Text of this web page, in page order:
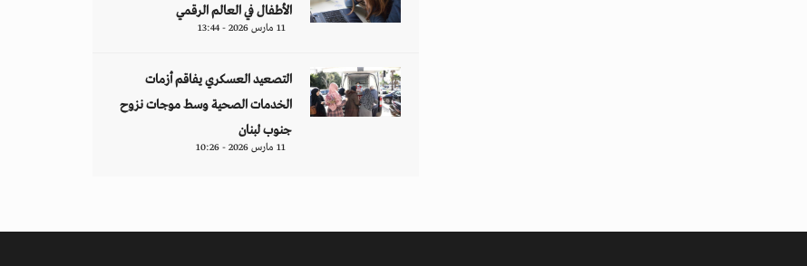
الأطفال في العالم الرقمي
11 مارس 2026 - 13:44
التصعيد العسكري يفاقم أزمات
الخدمات الصحية وسط موجات نزوح
جنوب لبنان
11 مارس 2026 - 10:26